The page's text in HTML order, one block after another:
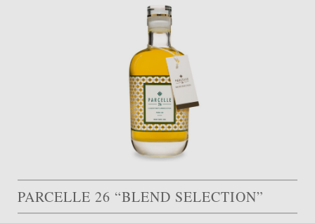
PARCELLE 26 “BLEND SELECTION”